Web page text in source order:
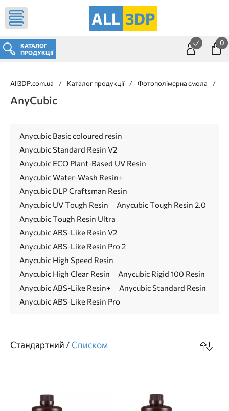
ALL 3DP
КАТАЛОГ
ПРОДУКЦІЇ
0
All3DP.com.ua / Каталог продукції / Фотополімерна смола /
AnyCubic
Anycubic Basic coloured resin
Anycubic Standard Resin V2
Anycubic ECO Plant-Based UV Resin
Anycubic Water-Wash Resin+
Anycubic DLP Craftsman Resin
Anycubic UV Tough Resin
Anycubic Tough Resin 2.0
Anycubic Tough Resin Ultra
Anycubic ABS-Like Resin V2
Anycubic ABS-Like Resin Pro 2
Anycubic High Speed Resin
Anycubic High Clear Resin
Anycubic Rigid 100 Resin
Anycubic ABS-Like Resin+
Anycubic Standard Resin
Anycubic ABS-Like Resin Pro
Стандартний / Cписком